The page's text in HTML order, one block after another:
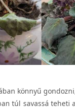
könnyű
túl savassá teheti